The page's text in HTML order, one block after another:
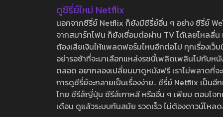
ดูซีรี่ย์ใหม่ Netflix
นอกจากซีรี่ย์ Netflix ก็ยังมีซีรี่ย์อื่น ๆ อย่าง ซีรี่ย์
จากสมาร์ทโฟน ก็ยังเชื่อมต่อผ่าน TV ได้เลยไหลลื่
ต้องเสียเงินให้แพลตฟอร์มไหนอีกต่อไป ทุกเรื่องเว็
อย่ารอช้าที่จะมาเลือกแหล่งรชนี้เพลิดเพลินไปกับห
ตลอด อยากลองเปลี่ยนมาดูหนังฟรี เราไม่พลาดที่
การดูซีรี่ย์จะกลายเป็นเรื่องง่าย.. ซีรี่ย์ Netflix เป็น
ไทย ซีรีส์ญี่ปุ่น ซีรีส์เกาหลี หรืออื่น ๆ เพียบ ตอบโจท
เดือน ดูแล้วระบบทันสมัย รวดเร็ว ไม่ต้องดาวน์โห